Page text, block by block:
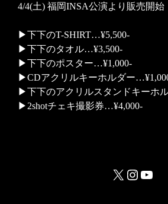
4/4(土) 福岡INSA公演より販売開始
▶下下のT-SHIRT…¥5,500-
▶下下のタオル…¥3,500-
▶下下のポスター…¥1,000-
▶CDアクリルキーホルダー
▶下下のアクリルスタンドキーホ
▶2shotチェキ撮影券…¥4,000-
X